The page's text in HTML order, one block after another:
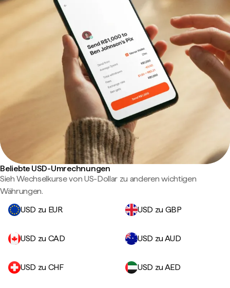
Beliebte USD-Umrechnungen
Sieh Wechselkurse von US-Dollar zu anderen wichtigen
Währungen.
USD zu EUR
USD zu GBP
USD zu CAD USD zu AUD
USD zu CHF USD zu AED